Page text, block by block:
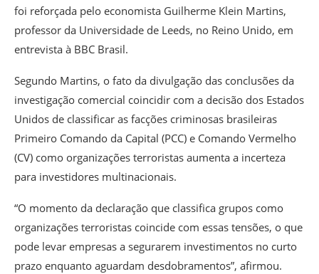
foi reforçada pelo economista Guilherme Klein Martins,
professor da Universidade de Leeds, no Reino Unido, em
entrevista à BBC Brasil.
Segundo Martins, o fato da divulgação das conclusões da
investigação comercial coincidir com a decisão dos Estados
Unidos de classificar as facções criminosas brasileiras
Primeiro Comando da Capital (PCC) e Comando Vermelho
(CV) como organizações terroristas aumenta a incerteza
para investidores multinacionais.
“O momento da declaração que classifica grupos como
organizações terroristas coincide com essas tensões, o que
pode levar empresas a segurarem investimentos no curto
prazo enquanto aguardam desdobramentos”, afirmou.